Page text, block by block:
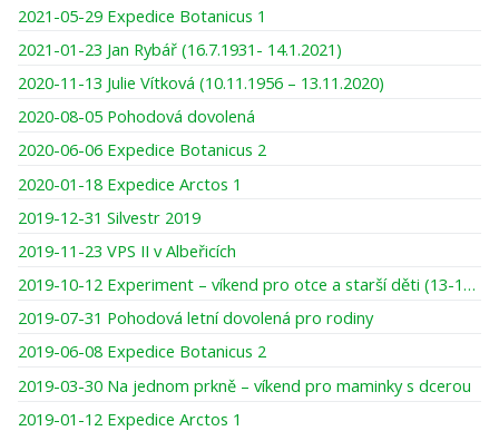
2021-05-29 Expedice Botanicus 1
2021-01-23 Jan Rybář (16.7.1931- 14.1.2021)
2020-11-13 Julie Vítková (10.11.1956 – 13.11.2020)
2020-08-05 Pohodová dovolená
2020-06-06 Expedice Botanicus 2
2020-01-18 Expedice Arctos 1
2019-12-31 Silvestr 2019
2019-11-23 VPS II v Albeřicích
2019-10-12 Experiment – víkend pro otce a starší děti (13-16 let)
2019-07-31 Pohodová letní dovolená pro rodiny
2019-06-08 Expedice Botanicus 2
2019-03-30 Na jednom prkně – víkend pro maminky s dcerou
2019-01-12 Expedice Arctos 1